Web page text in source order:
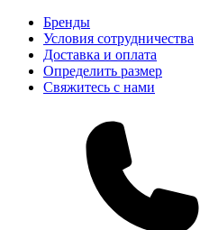
Бренды
Условия сотрудничества
Доставка и оплата
Определить размер
Свяжитесь с нами